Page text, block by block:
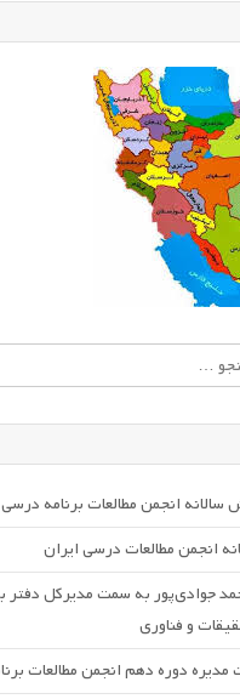
انجمن مطالعات برنامه درسی
انجمن مطالعات درسی ایران
جوادی‌پور به سمت مدیرکل دفتر
و فناوری
دوره دهم انجمن مطالعات